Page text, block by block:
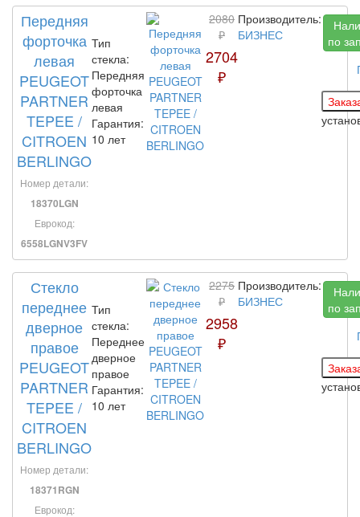
Передняя
форточка
левая
PEUGEOT
PARTNER
TEPEE /
CITROEN
BERLINGO
Номер детали:
18370LGN
Еврокод:
6558LGNV3FV
Тип
стекла:
Передняя
форточка
левая
Гарантия:
10 лет
2080
₽
2704
₽
Производитель:
БИЗНЕС
по
Стекло
переднее
дверное
правое
PEUGEOT
PARTNER
TEPEE /
CITROEN
BERLINGO
Номер детали:
18371RGN
Еврокод:
Тип
стекла:
Переднее
дверное
правое
Гарантия:
10 лет
2275
₽
2958
₽
Производитель:
БИЗНЕС
по